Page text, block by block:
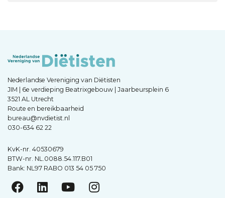
Nederlandse Vereniging van Diëtisten
JIM | 6e verdieping Beatrixgebouw | Jaarbeursplein 6
3521 AL Utrecht
Route en bereikbaarheid
bureau@nvdietist.nl
030-634 62 22
KvK-nr. 40530679
BTW-nr. NL.0088.54.117.B01
Bank: NL97 RABO 013 54 05 750